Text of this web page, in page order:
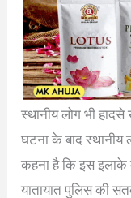
स्थानीय लोग भी हादसे
घटना के बाद स्थानीय
कहना है कि इस
यातायात पुलिस की